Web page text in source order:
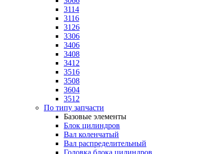
3114
3116
3126
3306
3406
3408
3412
3516
3508
3604
3512
По типу запчасти
Базовые элементы
Блок цилиндров
Вал коленчатый
Вал распределительный
Головка блока цилиндров